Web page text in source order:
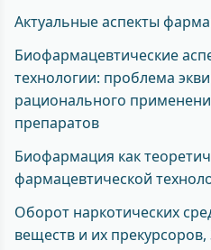
Актуальные аспекты
Биофармацевтические
технологии: проблема
рационального
препаратов
Биофармация как
фармацевтической
Оборот наркотических
веществ и их прекурсоров,